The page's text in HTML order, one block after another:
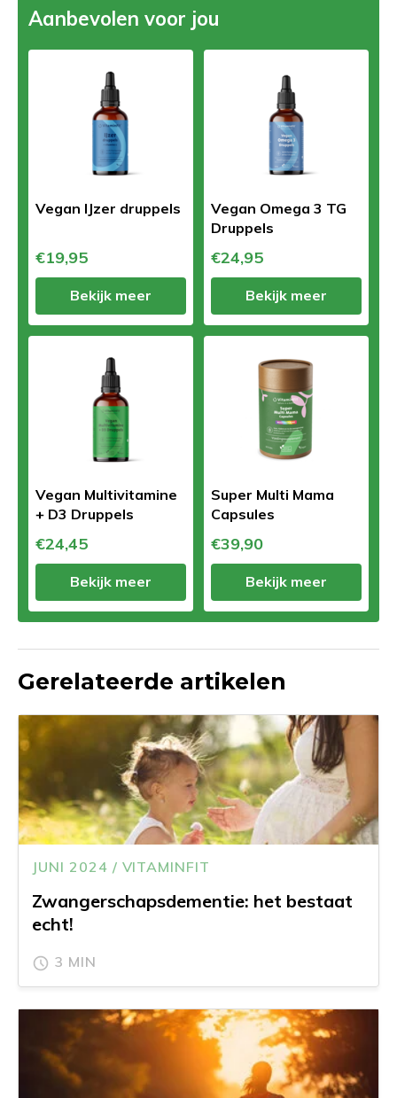
Aanbevolen voor jou
Vegan IJzer druppels
€19,95
Bekijk meer
Vegan Omega 3 TG
Druppels
€24,95
Bekijk meer
Vegan Multivitamine
+ D3 Druppels
€24,45
Bekijk meer
Super Multi Mama
Capsules
€39,90
Bekijk meer
Gerelateerde artikelen
JUNI 2024 / VITAMINFIT
Zwangerschapsdementie: het bestaat
echt!
3 MIN